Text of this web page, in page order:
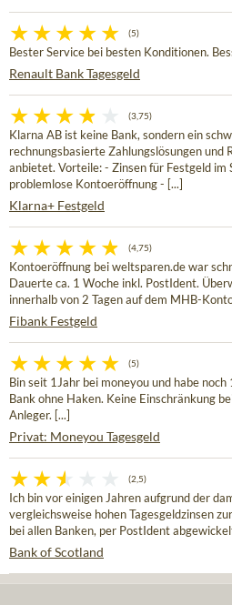
(5)
Bester Service bei besten Konditionen.
Renault Bank Tagesgeld
(3,75)
Klarna AB ist keine Bank, sondern ein
rechnungsbasierte Zahlungslösungen und
anbietet. Vorteile: - Zinsen für Festgeld im
problemlose Kontoeröffnung - [...]
Klarna+ Festgeld
(4,75)
Kontoeröffnung bei weltsparen.de war
Dauerte ca. 1 Woche inkl. PostIdent.
innerhalb von 2 Tagen auf dem MHB-
Fibank Festgeld
(5)
Bin seit 1Jahr bei moneyou und habe
Bank ohne Haken. Keine Einschränkung
Anleger. [...]
Privat: Moneyou Tagesgeld
(2,5)
Ich bin vor einigen Jahren aufgrund der
vergleichsweise hohen Tagesgeldzinsen
bei allen Banken, per PostIdent
Bank of Scotland